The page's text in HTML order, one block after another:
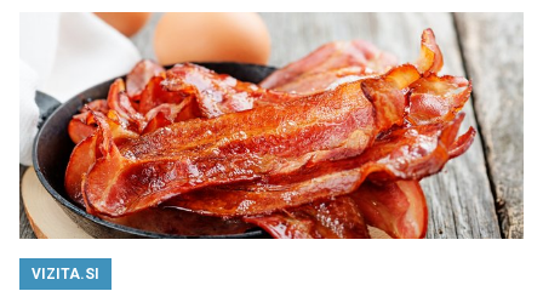
VIZITA.SI